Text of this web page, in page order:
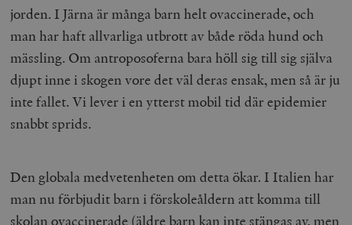
jorden. I Järna är många barn helt ovaccinerade, och
man har haft allvarliga utbrott av både röda hund och
mässling. Om antroposoferna bara höll sig till sig själva
djupt inne i skogen vore det väl deras ensak, men så är ju
inte fallet. Vi lever i en ytterst mobil tid där epidemier
snabbt sprids.
Den globala medvetenheten om detta ökar. I Italien har
man nu förbjudit barn i förskoleåldern att komma till
skolan ovaccinerade (äldre barn kan inte stängas av, men